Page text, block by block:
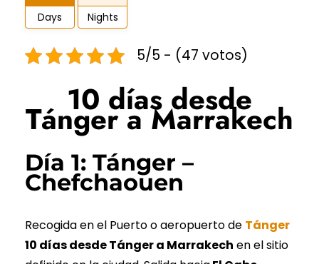
Days Nights
5/5 - (47 votos)
10 días desde
Tánger a Marrakech
Día 1: Tánger –
Chefchaouen
Recogida en el Puerto o aeropuerto de Tánger
10 días desde Tánger a Marrakech en el sitio